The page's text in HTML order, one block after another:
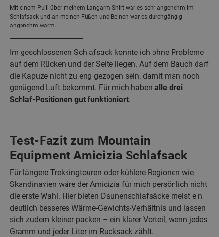
Mit einem Pulli über meinem Langarm-Shirt war es sehr angenehm im
Schlafsack und an meinen Füßen und Beinen war es durchgängig
angenehm warm.
Im geschlossenen Schlafsack konnte ich ohne Probleme
auf dem Rücken und der Seite liegen. Auf dem Bauch darf
die Kapuze nicht zu eng gezogen sein, damit man noch
genügend Luft bekommt. Für mich haben alle drei
Schlaf-Positionen gut funktioniert.
Test-Fazit zum Mountain
Equipment Amicizia Schlafsack
Für längere Trekkingtouren oder kühlere Regionen wie
Skandinavien wäre der Amicizia für mich persönlich nicht
die erste Wahl. Hier bieten Daunenschlafsäcke meist ein
deutlich besseres Wärme-Gewichts-Verhältnis und lassen
sich zudem kleiner packen – ein klarer Vorteil, wenn jedes
Gramm und jeder Liter im Rucksack zählt.